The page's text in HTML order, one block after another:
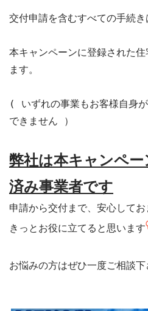
交付申請を含むすべての手続き
本キャンペーンに登録された
ます。
( いずれの事業もお客様自身
できません ）
弊社は本キャンペ
済み事業者です
申請から交付まで、安心してお
きっとお役に立てると思います
お悩みの方はぜひ一度ご相談下